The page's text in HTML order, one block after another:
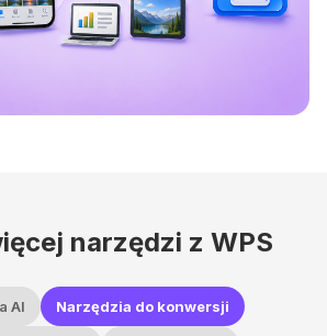
narzędzi z WPS
AI Narzędzia do konwersji